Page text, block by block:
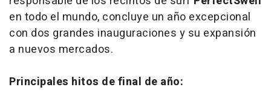
en todo el mundo, concluye un año excepcional
con dos grandes inauguraciones y su expansión
a nuevos mercados.
Principales hitos de final de año: